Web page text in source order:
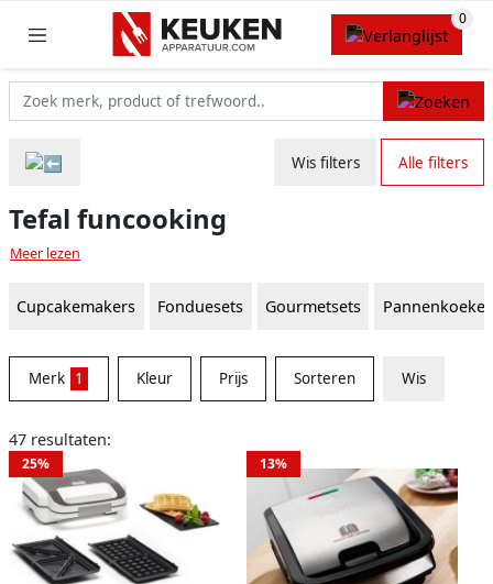
Wis filters Alle filters
Tefal funcooking
Meer lezen
Cupcakemakers Fonduesets Gourmetsets
Merk 1 Kleur Prijs Sorteren Wis
47 resultaten:
25% 13%